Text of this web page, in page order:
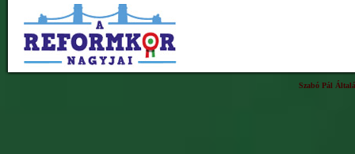
Szabó Pál